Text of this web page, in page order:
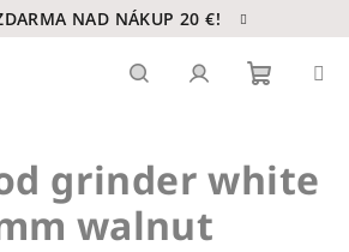
NAD NÁKUP 20 €!
košík
grinder white
walnut